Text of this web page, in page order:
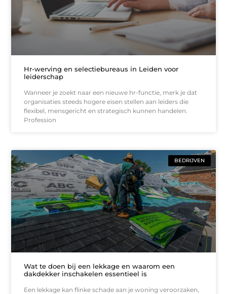
Hr-werving en selectiebureaus in Leiden voor
leiderschap
Wanneer je zoekt naar een nieuwe hr-functie, merk je dat
organisaties steeds hogere eisen stellen aan leiders die
flexibel, mensgericht en strategisch kunnen handelen.
Profession
BEDRIJVEN
Wat te doen bij een lekkage en waarom een
dakdekker inschakelen essentieel is
Een lekkage kan flinke schade aan je woning veroorzaken,